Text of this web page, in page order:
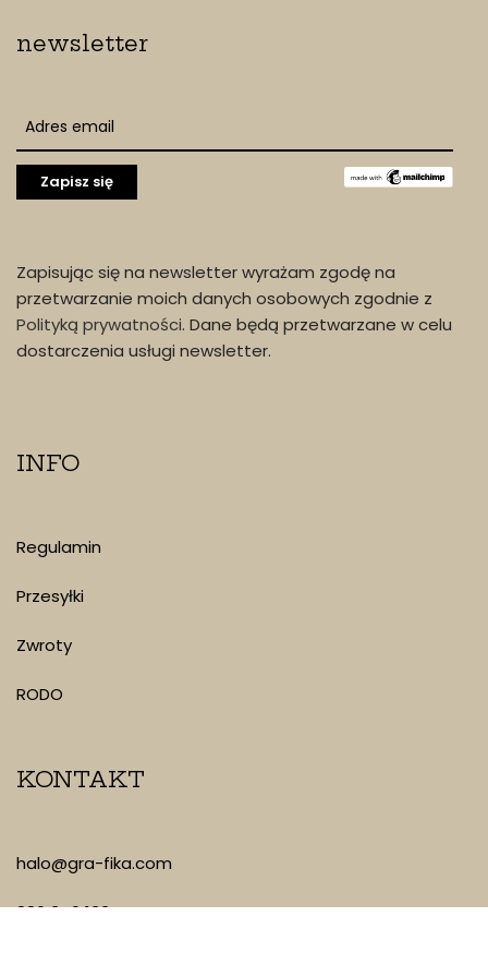
newsletter
Zapisując się na newsletter wyrażam zgodę na
przetwarzanie moich danych osobowych zgodnie z
Polityką prywatności. Dane będą przetwarzane w celu
dostarczenia usługi newsletter.
INFO
Regulamin
Przesyłki
Zwroty
RODO
KONTAKT
halo@gra-fika.com
880 349 133